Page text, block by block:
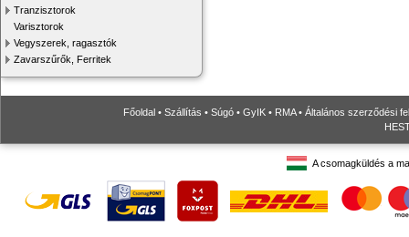
Tranzisztorok
Varisztorok
Vegyszerek, ragasztók
Zavarszűrők, Ferritek
Főoldal • Szállítás • Súgó • GyIK • RMA• Általános szerződési
A csomagküldés a